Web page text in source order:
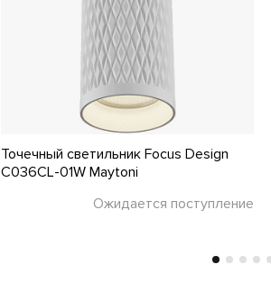
Точечный светильник Focus Design
C036CL-01W Maytoni
Ожидается поступление